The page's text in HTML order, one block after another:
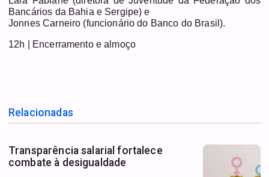
Bancários da Bahia e Sergipe) e
Jonnes Carneiro (funcionário do Banco do Brasil).
12h | Encerramento e almoço
Relacionadas
Transparência salarial fortalece
combate à desigualdade